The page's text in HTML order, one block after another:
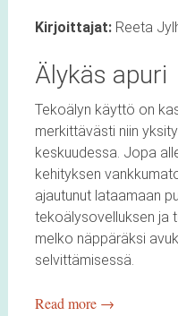
Kirjoittajat: Reeta
Älykäs apuri
Tekoälyn käyttö on
merkittävästi niin
keskuudessa. Jopa
kehityksen
ajautunut lataamaan
tekoälysovelluksen ja
melko näppäräksi
selvittämisessä.
Read more →